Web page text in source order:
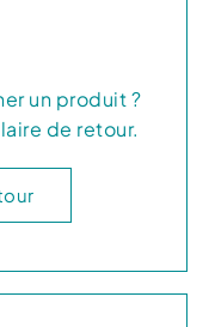
un produit ?
de retour.